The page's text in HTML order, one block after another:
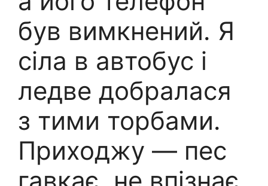
був вимкнений. Я
сіла в автобус і
ледве добралася
з тими торбами.
Приходжу — пес